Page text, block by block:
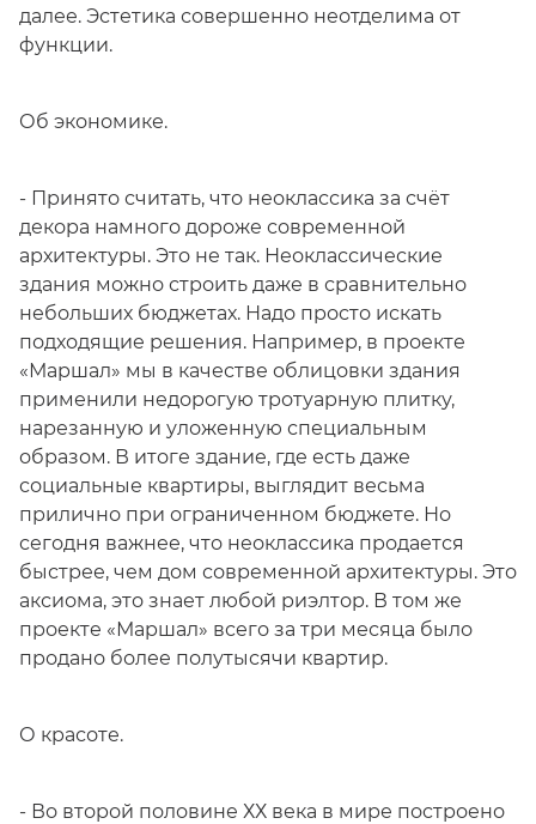
далее. Эстетика совершенно неотделима от
функции.
Об экономике.
- Принято считать, что неоклассика за счёт
декора намного дороже современной
архитектуры. Это не так. Неоклассические
здания можно строить даже в сравнительно
небольших бюджетах. Надо просто искать
подходящие решения. Например, в проекте
«Маршал» мы в качестве облицовки здания
применили недорогую тротуарную плитку,
нарезанную и уложенную специальным
образом. В итоге здание, где есть даже
социальные квартиры, выглядит весьма
прилично при ограниченном бюджете. Но
сегодня важнее, что неоклассика продается
быстрее, чем дом современной архитектуры. Это
аксиома, это знает любой риэлтор. В том же
проекте «Маршал» всего за три месяца было
продано более полутысячи квартир.
О красоте.
- Во второй половине ХХ века в мире построено